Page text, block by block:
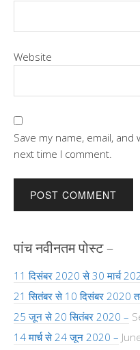
Website
Save my name, email,
next time I comment.
पांच नवीनतम पोस्ट –
11 दिसंबर 2020 से 30 मार्च
21 सितंबर से 10 दिसंबर 2020
25 जून से 20 सितंबर 2020 –
14 मार्च से 24 जून 2020 –